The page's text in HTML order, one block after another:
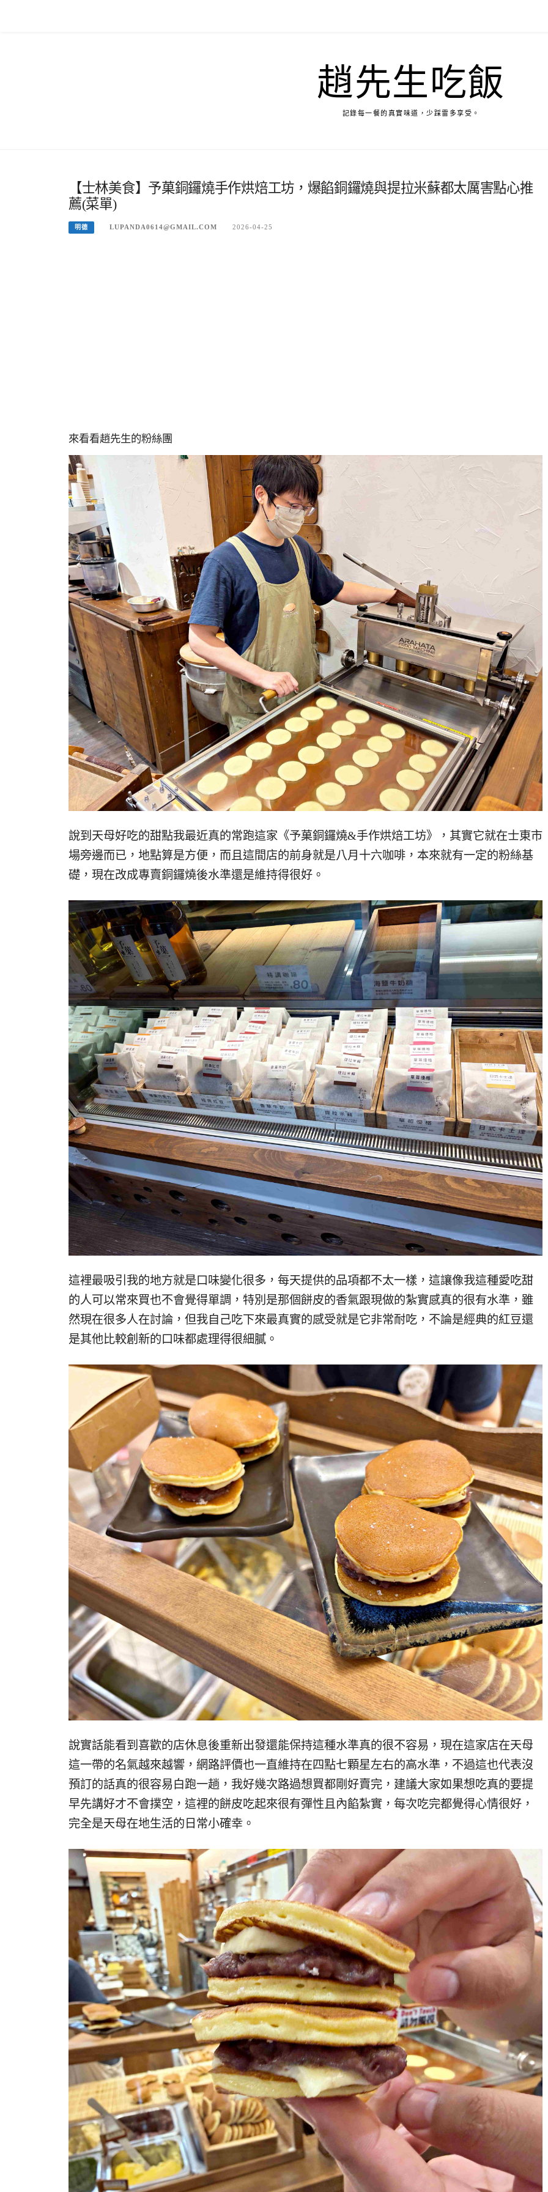
趙先生吃飯
記錄每一餐的真實味道，少踩雷多享受。
【士林美食】予菓銅鑼燒手作烘焙工坊，爆餡銅鑼燒與提拉米蘇都太厲害點心推
薦(菜單)
明德 LUPANDA0614@GMAIL.COM 2026-04-25
來看看趙先生的粉絲團
說到天母好吃的甜點我最近真的常跑這家《予菓銅鑼燒&手作烘焙工坊》，其實它就在士東市
場旁邊而已，地點算是方便，而且這間店的前身就是八月十六咖啡，本來就有一定的粉絲基
礎，現在改成專賣銅鑼燒後水準還是維持得很好。
這裡最吸引我的地方就是口味變化很多，每天提供的品項都不太一樣，這讓像我這種愛吃甜
的人可以常來買也不會覺得單調，特別是那個餅皮的香氣跟現做的紮實感真的很有水準，雖
然現在很多人在討論，但我自己吃下來最真實的感受就是它非常耐吃，不論是經典的紅豆還
是其他比較創新的口味都處理得很細膩。
說實話能看到喜歡的店休息後重新出發還能保持這種水準真的很不容易，現在這家店在天母
這一帶的名氣越來越響，網路評價也一直維持在四點七顆星左右的高水準，不過這也代表沒
預訂的話真的很容易白跑一趟，我好幾次路過想買都剛好賣完，建議大家如果想吃真的要提
早先講好才不會撲空，這裡的餅皮吃起來很有彈性且內餡紮實，每次吃完都覺得心情很好，
完全是天母在地生活的日常小確幸。